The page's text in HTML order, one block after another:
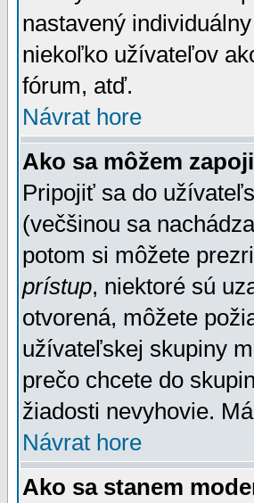
nastavený
niekoľko užívateľov
fórum, atď.
Návrat hore
Ako sa môžem
Pripojiť sa do
(večšinou sa
potom si môžete
prístup, niektoré sú
otvorená, môžete
užívateľskej skupiny
prečo chcete do
žiadosti nevyhovie.
Návrat hore
Ako sa stanem